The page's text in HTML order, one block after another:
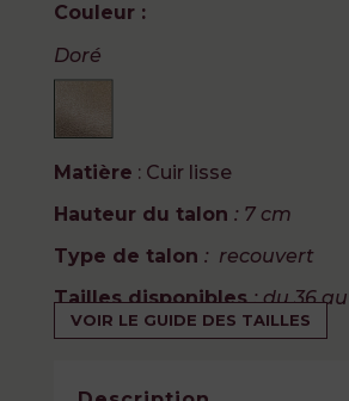
Couleur :
Doré
Matière : Cuir lisse
Hauteur du talon : 7 cm
Type de talon : recouvert
Tailles disponibles: du 36 au
VOIR LE GUIDE DES TAILLES